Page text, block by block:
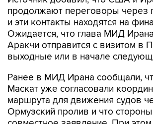
продолжают переговоры через
и эти контакты находятся на
Ожидается, что глава МИД
Аракчи отправится с визитом в
выходные или в начале
Ранее в МИД Ирана сообщали,
Маскат уже согласовали
маршрута для движения судов
Ормузский пролив и что стороны